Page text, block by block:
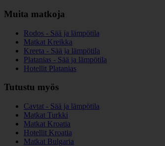
Muita matkoja
Rodos - Sää ja lämpötila
Matkat Kreikka
Kreeta - Sää ja lämpötila
Platanias - Sää ja lämpötila
Hotellit Platanias
Tutustu myös
Cavtat - Sää ja lämpötila
Matkat Turkki
Matkat Kroatia
Hotellit Kroatia
Matkat Bulgaria